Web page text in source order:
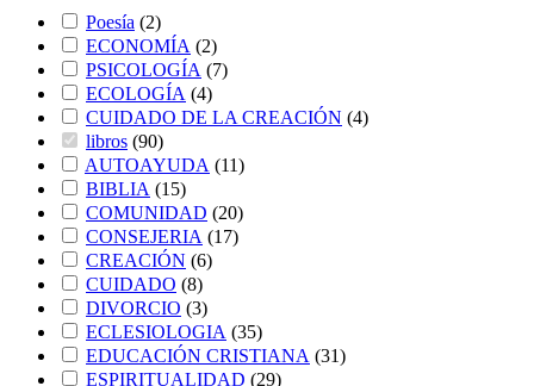
Poesía (2)
ECONOMÍA (2)
PSICOLOGÍA (7)
ECOLOGÍA (4)
CUIDADO DE LA CREACIÓN (4)
libros (90)
AUTOAYUDA (11)
BIBLIA (15)
COMUNIDAD (20)
CONSEJERIA (17)
CREACIÓN (6)
CUIDADO (8)
DIVORCIO (3)
ECLESIOLOGIA (35)
EDUCACIÓN CRISTIANA (31)
ESPIRITUALIDAD (29)